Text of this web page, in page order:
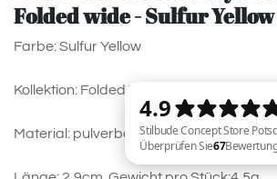
Folded wide - Sulfur Yellow
Farbe: Sulfur Yellow
Kollektion: Folded Wide
Material: pulverbeschichtetes Messing,